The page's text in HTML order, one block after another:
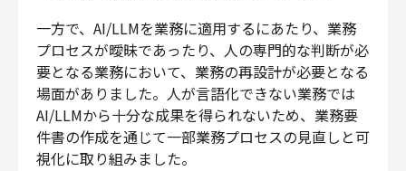
一方で、AI/LLMを業務に適用するにあたり、業務
プロセスが曖昧であったり、人の専門的な判断が必
要となる業務において、業務の再設計が必要となる
場面がありました。人が言語化できない業務では
AI/LLMから十分な成果を得られないため、業務要
件書の作成を通じて一部業務プロセスの見直しと可
視化に取り組みました。